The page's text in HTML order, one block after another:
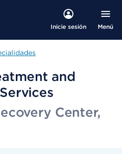
Inicie sesión Menú
and
Center,